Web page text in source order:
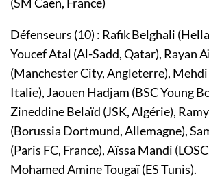
Défenseurs (10) : Rafik Belghali
Youcef Atal (Al-Sadd, Qatar), Rayan
(Manchester City, Angleterre),
Italie), Jaouen Hadjam (BSC Young
Zineddine Belaïd (JSK, Algérie),
(Borussia Dortmund, Allemagne),
(Paris FC, France), Aïssa Mandi
Mohamed Amine Tougaï (ES Tunis).